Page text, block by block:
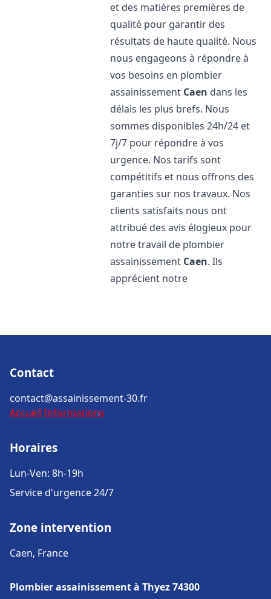
et des matières premières de
qualité pour garantir des
résultats de haute qualité. Nous
nous engageons à répondre à
vos besoins en plombier
assainissement Caen dans les
délais les plus brefs. Nous
sommes disponibles 24h/24 et
7j/7 pour répondre à vos
urgence. Nos tarifs sont
compétitifs et nous offrons des
garanties sur nos travaux. Nos
clients satisfaits nous ont
attribué des avis élogieux pour
notre travail de plombier
assainissement Caen. Ils
apprécient notre
Contact
contact@assainissement-30.fr
Accueil Informations
Horaires
Lun-Ven: 8h-19h
Service d'urgence 24/7
Zone intervention
Caen, France
Plombier assainissement à Thyez 74300